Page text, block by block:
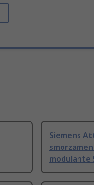
Siemens
modulante